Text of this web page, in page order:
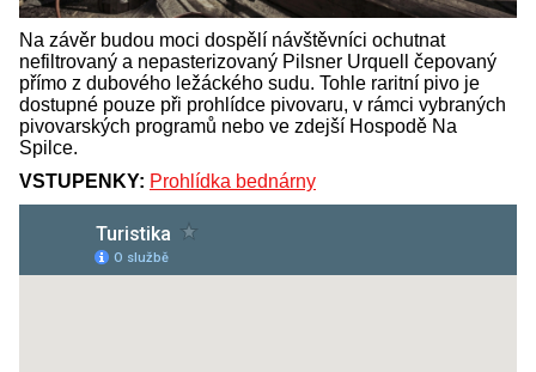
Na závěr budou moci dospělí návštěvníci ochutnat
nefiltrovaný a nepasterizovaný Pilsner Urquell čepovaný
přímo z dubového ležáckého sudu. Tohle raritní pivo je
dostupné pouze při prohlídce pivovaru, v rámci vybraných
pivovarských programů nebo ve zdejší Hospodě Na
Spilce.
VSTUPENKY: Prohlídka bednárny